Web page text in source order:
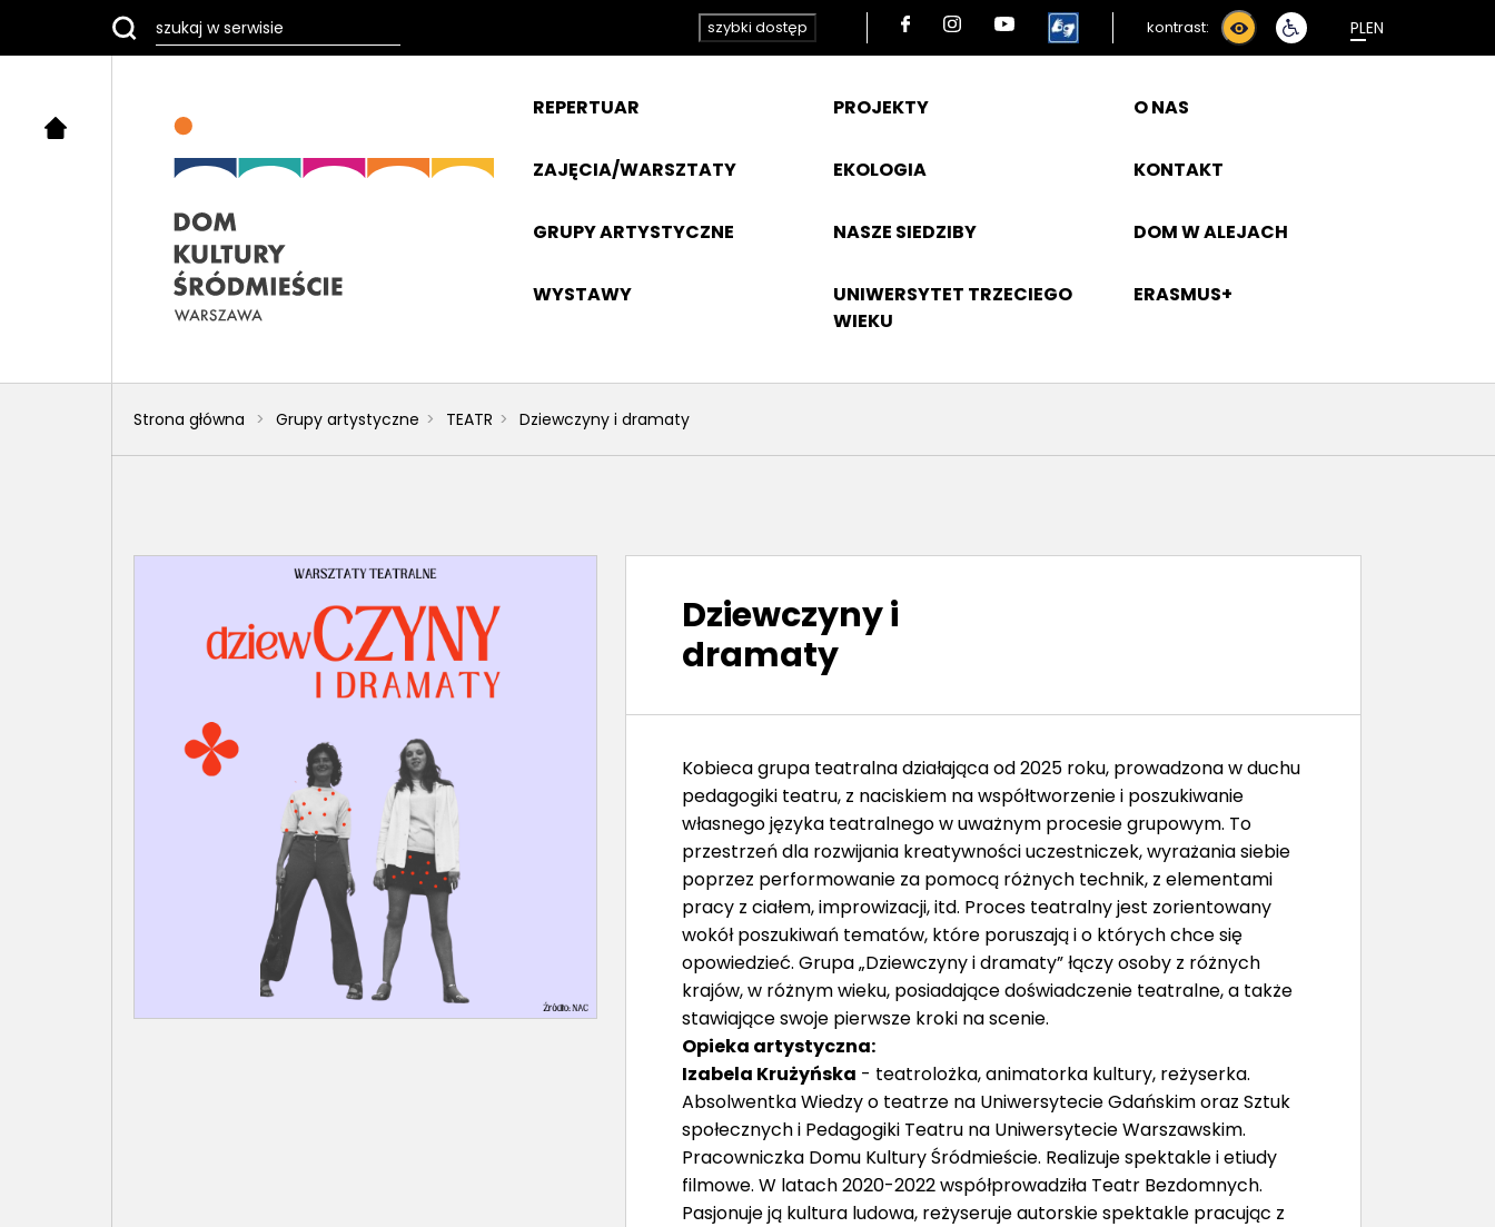
szybki dostęp kontrast: PLEN
REPERTUAR
ZAJĘCIA/WARSZTATY
GRUPY ARTYSTYCZNE
WYSTAWY
PROJEKTY
EKOLOGIA
NASZE SIEDZIBY
UNIWERSYTET TRZECIEGO
WIEKU
O NAS
KONTAKT
DOM W ALEJACH
ERASMUS+
Strona główna Grupy artystyczne TEATR Dziewczyny i dramaty
Dziewczyny i
dramaty
Kobieca grupa teatralna działająca od 2025 roku, prowadzona w duchu
pedagogiki teatru, z naciskiem na współtworzenie i poszukiwanie
własnego języka teatralnego w uważnym procesie grupowym. To
przestrzeń dla rozwijania kreatywności uczestniczek, wyrażania siebie
poprzez performowanie za pomocą różnych technik, z elementami
pracy z ciałem, improwizacji, itd. Proces teatralny jest zorientowany
wokół poszukiwań tematów, które poruszają i o których chce się
opowiedzieć. Grupa „Dziewczyny i dramaty” łączy osoby z różnych
krajów, w różnym wieku, posiadające doświadczenie teatralne, a także
stawiające swoje pierwsze kroki na scenie.
Opieka artystyczna:
Izabela Krużyńska - teatrolożka, animatorka kultury, reżyserka.
Absolwentka Wiedzy o teatrze na Uniwersytecie Gdańskim oraz Sztuk
społecznych i Pedagogiki Teatru na Uniwersytecie Warszawskim.
Pracowniczka Domu Kultury Śródmieście. Realizuje spektakle i etiudy
filmowe. W latach 2020-2022 współprowadziła Teatr Bezdomnych.
Pasjonuje ją kultura ludowa, reżyseruje autorskie spektakle pracując z